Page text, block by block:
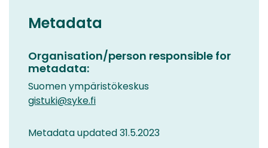
Metadata
Organisation/person responsible for
metadata:
Suomen ympäristökeskus
gistuki@syke.fi
Metadata updated 31.5.2023